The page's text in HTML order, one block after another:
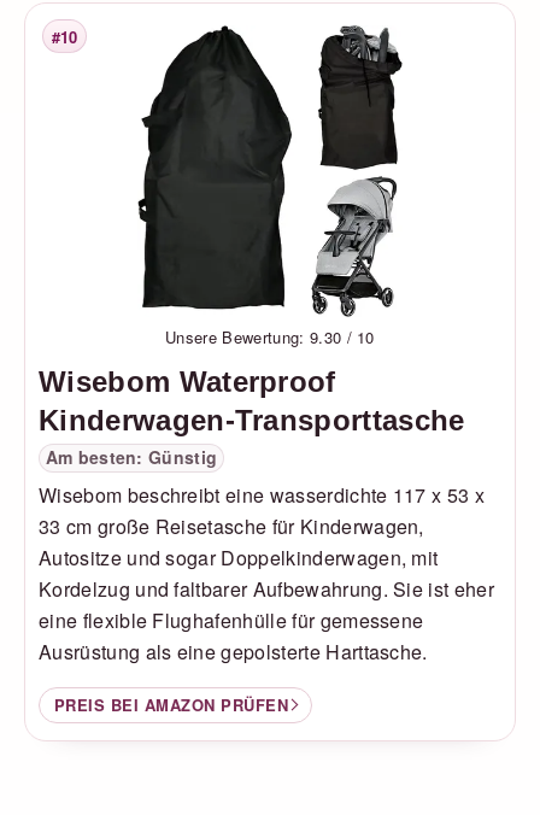
Platzierung
#10
Unsere Bewertung: 9.30 / 10
Wisebom Waterproof
Kinderwagen-Transporttasche
Am besten: Günstig
Wisebom beschreibt eine wasserdichte 117 x 53 x
33 cm große Reisetasche für Kinderwagen,
Autositze und sogar Doppelkinderwagen, mit
Kordelzug und faltbarer Aufbewahrung. Sie ist eher
eine flexible Flughafenhülle für gemessene
Ausrüstung als eine gepolsterte Harttasche.
PREIS BEI AMAZON PRÜFEN